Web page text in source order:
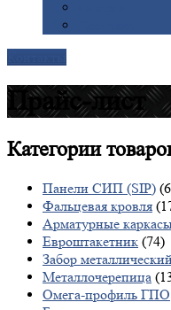
Прайс-лист
Категории
Панели СИП (SIP)
Фальцевая кровля
Арматурные
Евроштакетник (74)
Забор
Металлочерепица
Омега-профиль ГПО